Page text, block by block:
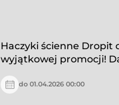
Haczyki ścienne Dropit
wyjątkowej promocji!
do 01.04.2026 00:00